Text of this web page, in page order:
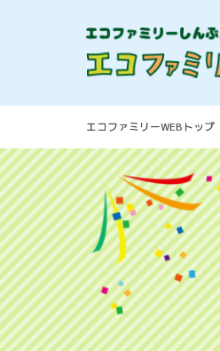
エコファミリーWEBトップ